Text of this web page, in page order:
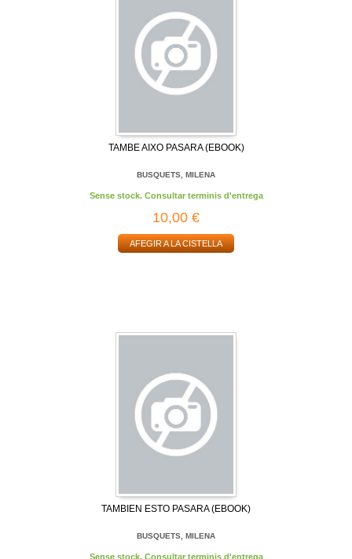
TAMBE AIXO PASARA (EBOOK)
BUSQUETS, MILENA
Sense stock. Consultar terminis d'entrega
10,00 €
AFEGIR A LA CISTELLA
TAMBIEN ESTO PASARA (EBOOK)
BUSQUETS, MILENA
Sense stock. Consultar terminis d'entrega